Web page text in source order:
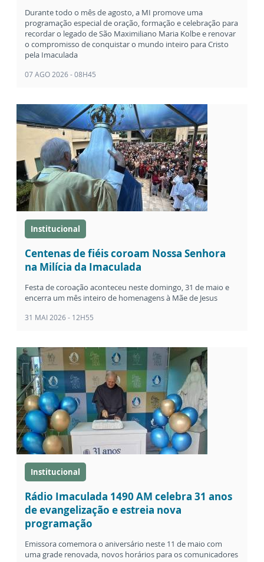
Durante todo o mês de agosto, a MI promove uma
programação especial de oração, formação e celebração para
recordar o legado de São Maximiliano Maria Kolbe e renovar
o compromisso de conquistar o mundo inteiro para Cristo
pela Imaculada
07 AGO 2026 - 08H45
Institucional
Centenas de fiéis coroam Nossa Senhora
na Milícia da Imaculada
Festa de coroação aconteceu neste domingo, 31 de maio e
encerra um mês inteiro de homenagens à Mãe de Jesus
31 MAI 2026 - 12H55
Institucional
Rádio Imaculada 1490 AM celebra 31 anos
de evangelização e estreia nova
programação
Emissora comemora o aniversário neste 11 de maio com
uma grade renovada, novos horários para os comunicadores